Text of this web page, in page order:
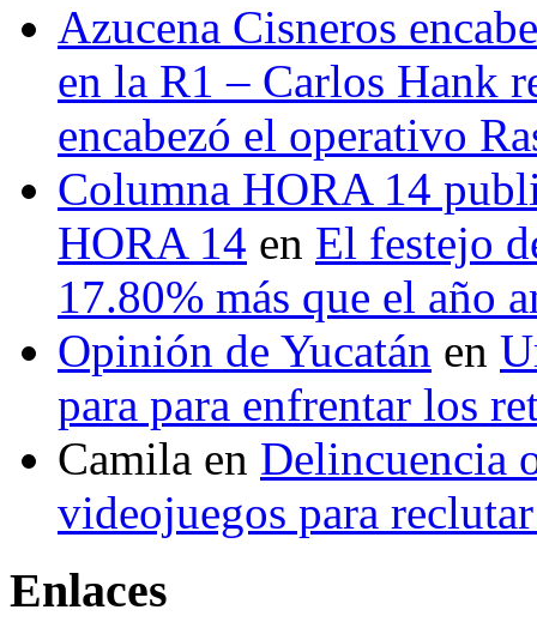
Azucena Cisneros
en la R1 – Carlos Hank
encabezó el operativo
Columna HORA 14
HORA 14 en El festejo
17.80% más que el año
Opinión de Yucatán en
para para enfrentar los
Camila en Delincuencia
videojuegos para
Enlaces